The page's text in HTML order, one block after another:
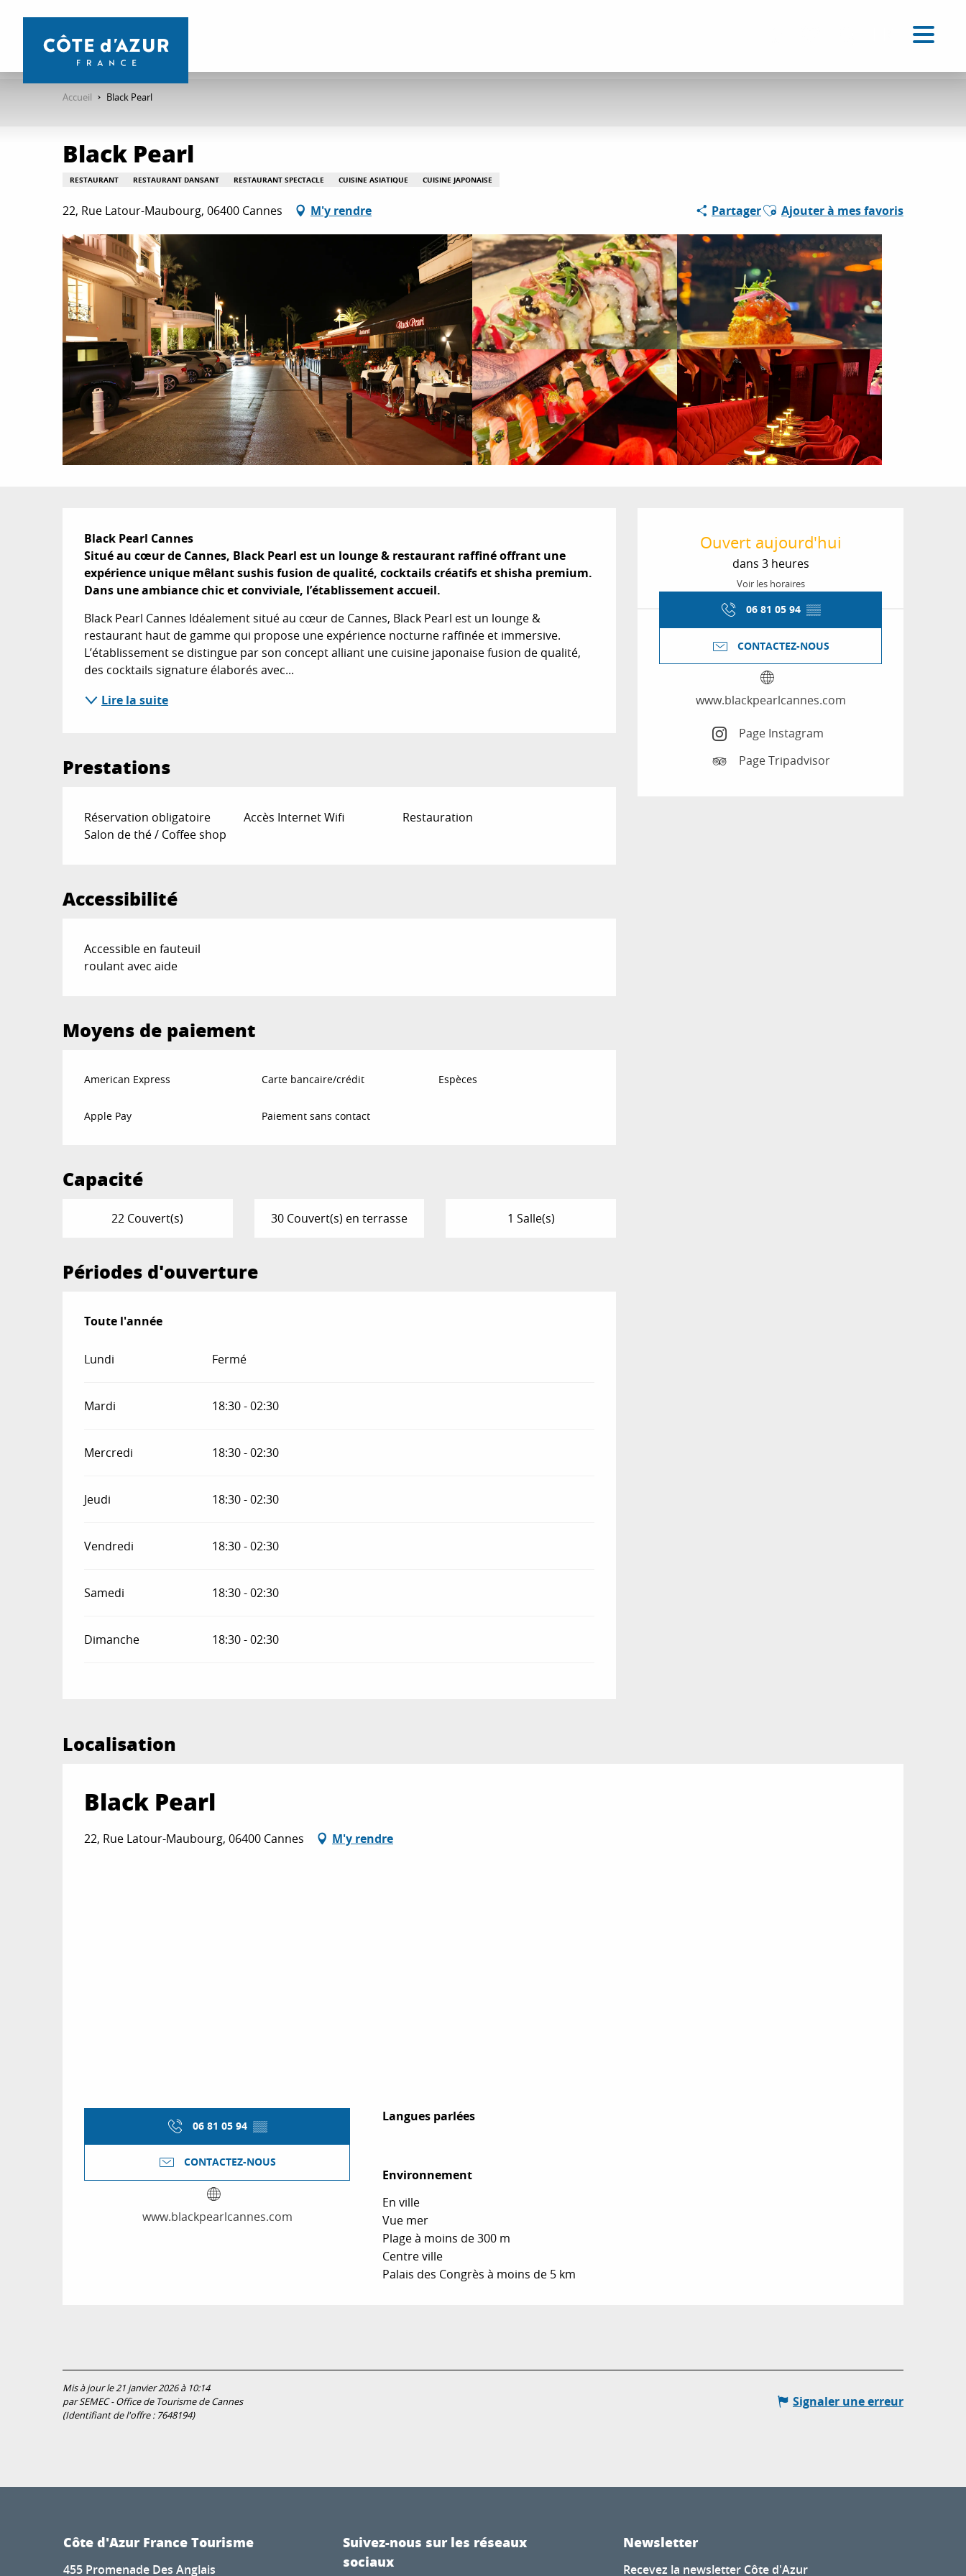
contenu
Accueil Black Pearl
Black Pearl
RESTAURANT RESTAURANT DANSANT RESTAURANT SPECTACLE CUISINE ASIATIQUE CUISINE JAPONAISE
22, Rue Latour-Maubourg, 06400 Cannes M'y rendre PartagerAjouter aux favoris
Ajouter à mes favoris
Ouverture et
Ouvert aujourd'hui
dans 3 heures
Voir les horaires
06 81 05 94 ▒▒
CONTACTEZ-NOUS
www.blackpearlcannes.com
Page Instagram
Page Tripadvisor
Description
Black Pearl Cannes
Situé au cœur de Cannes, Black Pearl est un lounge & restaurant raffiné offrant une
expérience unique mêlant sushis fusion de qualité, cocktails créatifs et shisha premium.
Dans une ambiance chic et conviviale, l’établissement accueil.
Black Pearl Cannes Idéalement situé au cœur de Cannes, Black Pearl est un lounge &
restaurant haut de gamme qui propose une expérience nocturne raffinée et immersive.
L’établissement se distingue par son concept alliant une cuisine japonaise fusion de qualité,
des cocktails signature élaborés avec...
Lire la suite
Prestations
Réservation obligatoire Accès Internet Wifi
Restauration
Salon de thé / Coffee shop
Accessibilité
Accessible en fauteuil
roulant avec aide
Moyens de paiement
American Express Carte bancaire/crédit Espèces
Apple Pay Paiement sans contact
Capacité
22 Couvert(s) 30 Couvert(s) en terrasse 1 Salle(s)
Périodes d'ouverture
Toute l'année
Toute l'année
Lundi Fermé
Mardi 18:30 - 02:30
Mercredi 18:30 - 02:30
Jeudi 18:30 - 02:30
Vendredi 18:30 - 02:30
Samedi 18:30 - 02:30
Dimanche 18:30 - 02:30
Localisation
Black Pearl
22, Rue Latour-Maubourg, 06400 Cannes M'y rendre
06 81 05 94 ▒▒
CONTACTEZ-NOUS
www.blackpearlcannes.com
Langues parlées
Langues parlées
Environnement
Environnement
En ville
Vue mer
Plage à moins de 300 m
Centre ville
Palais des Congrès à moins de 5 km
Mis à jour le 21 janvier 2026 à 10:14
par SEMEC - Office de Tourisme de Cannes
(Identifiant de l'offre : 7648194)
Signaler une erreur
Côte d'Azur France Tourisme
455 Promenade Des Anglais
Suivez-nous sur les réseaux
sociaux
Newsletter
Recevez la newsletter Côte d'Azur